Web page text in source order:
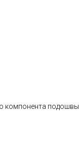
компонента подошвы.